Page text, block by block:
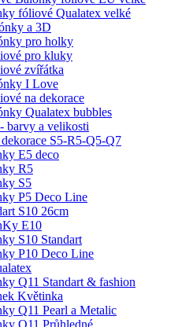
fóliové Qualatex velké
a 3D
pro holky
pro kluky
zvířátka
I Love
na dekorace
Qualatex bubbles
barvy a velikosti
S5-R5-Q5-Q7
E5 deco
R5
S5
P5 Deco Line
S10 26cm
E10
S10 Standart
P10 Deco Line
Q11 Standart & fashion
Květinka
Q11 Pearl a Metalic
Q11 Průhledné